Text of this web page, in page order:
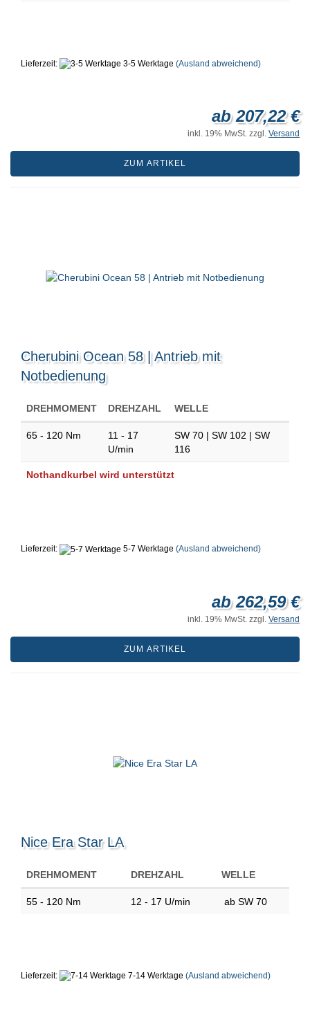
Lieferzeit: 3-5 Werktage (Ausland abweichend)
ab 207,22 €
inkl. 19% MwSt. zzgl. Versand
ZUM ARTIKEL
Cherubini Ocean 58 | Antrieb mit
Notbedienung
DREHMOMENT DREHZAHL WELLE
65 - 120 Nm
11 - 17
U/min
SW 70 | SW 102 | SW
116
Nothandkurbel wird unterstützt
Lieferzeit: 5-7 Werktage (Ausland abweichend)
ab 262,59 €
inkl. 19% MwSt. zzgl. Versand
ZUM ARTIKEL
Nice Era Star LA
DREHMOMENT DREHZAHL WELLE
55 - 120 Nm 12 - 17 U/min ab SW 70
Lieferzeit: 7-14 Werktage (Ausland abweichend)